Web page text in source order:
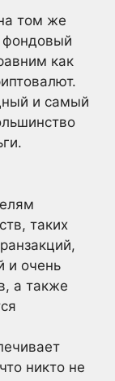
том же
фондовый
как
и самый
таких
и очень
а также
никто не